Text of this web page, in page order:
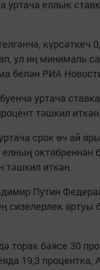
уртача еллык
күрсәткеч
ул иң минималь
белән РИА
уртача
тәшкил
срок өч ай
октябреннән
тәшкил иткән.
Путин
сизелерлек артуы
торак бәясе 30
19,3 процентка,